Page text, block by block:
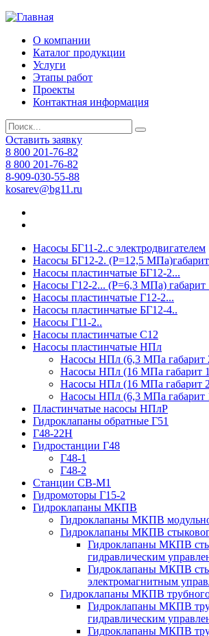
О компании
Каталог продукции
Услуги
Этапы работ
Проекты
Контактная информация
Оставить заявку
8 800 201-76-82
8 800 201-76-82
8-909-030-55-88
kosarev@bg11.ru
Насосы БГ11-2..с электродвигателем
Насосы БГ12-2. (Р=12,5 МПа)габарит
Насосы пластинчатые БГ12-2...
Насосы Г12-2... (Р=6,3 МПа) габарит
Насосы пластинчатые Г12-2...
Насосы пластинчатые БГ12-4..
Насосы Г11-2..
Насосы пластинчатые С12
Насосы пластинчатые НПл
Насосы НПл (6,3 МПа габарит
Насосы НПл (16 МПа габарит
Насосы НПл (16 МПа габарит
Насосы НПл (6,3 МПа габарит
Пластинчатые насосы НПлР
Гидроклапаны обратные Г51
Г48-22Н
Гидростанции Г48
Г48-1
Г48-2
Станции СВ-М1
Гидромоторы Г15-2
Гидроклапаны МКПВ
Гидроклапаны МКПВ
Гидроклапаны МКПВ
Гидроклапаны МКПВ
гидравлическим
Гидроклапаны МКПВ
электромагнитным
Гидроклапаны МКПВ
Гидроклапаны МКПВ
гидравлическим
Гидроклапаны МКПВ